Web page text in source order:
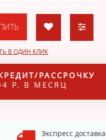
В ОДИН КЛИК
РАССРОЧКУ
Р. В МЕСЯЦ
Экспресс доставка